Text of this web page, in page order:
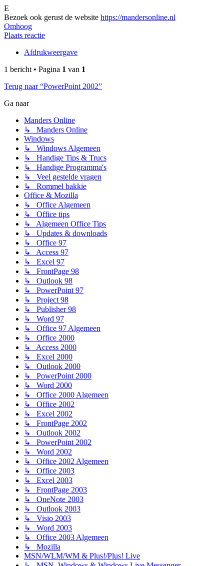
E
Bezoek ook gerust de website https://mandersonline.nl
Omhoog
Plaats reactie
Afdrukweergave
1 bericht • Pagina 1 van 1
Terug naar “PowerPoint 2002”
Ga naar
Manders Online
↳ Manders Online
Windows
↳ Windows Algemeen
↳ Handige Tips & Trucs
↳ Handige Programma's
↳ Veel gestelde vragen
↳ Rommel bakkie
Office & Mozilla
↳ Office Algemeen
↳ Office tips
↳ Algemeen Office Tips
↳ Updates & downloads
↳ Office 97
↳ Access 97
↳ Excel 97
↳ FrontPage 98
↳ Outlook 98
↳ PowerPoint 97
↳ Project 98
↳ Publisher 98
↳ Word 97
↳ Office 97 Algemeen
↳ Office 2000
↳ Access 2000
↳ Excel 2000
↳ Outlook 2000
↳ PowerPoint 2000
↳ Word 2000
↳ Office 2000 Algemeen
↳ Office 2002
↳ Excel 2002
↳ FrontPage 2002
↳ Outlook 2002
↳ PowerPoint 2002
↳ Word 2002
↳ Office 2002 Algemeen
↳ Office 2003
↳ Excel 2003
↳ FrontPage 2003
↳ OneNote 2003
↳ Outlook 2003
↳ Visio 2003
↳ Word 2003
↳ Office 2003 Algemeen
↳ Mozilla
MSN/WLM/WM & Plus!/Plus! Live